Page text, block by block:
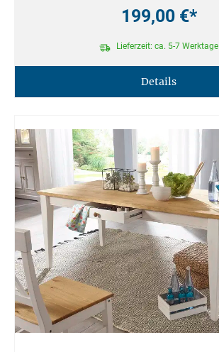
199,00 €*
Lieferzeit: ca. 5-7 Werktage
Details